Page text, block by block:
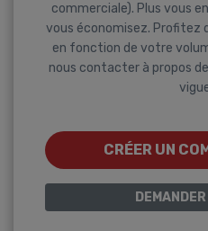
commerciale). Plus vous
vous économisez. Profitez
en fonction de votre
nous contacter à propos
CRÉER UN